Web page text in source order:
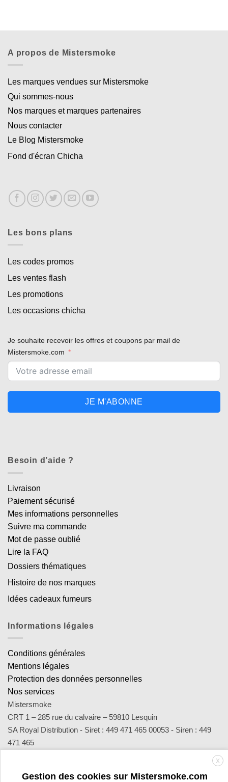
A propos de Mistersmoke
Les marques vendues sur Mistersmoke
Qui sommes-nous
Nos marques et marques partenaires
Nous contacter
Le Blog Mistersmoke
Fond d'écran Chicha
Les bons plans
Les codes promos
Les ventes flash
Les promotions
Les occasions chicha
Je souhaite recevoir les offres et coupons par mail de
Mistersmoke.com
JE M'ABONNE
Besoin d’aide ?
Livraison
Paiement sécurisé
Mes informations personnelles
Suivre ma commande
Mot de passe oublié
Lire la FAQ
Dossiers thématiques
Histoire de nos marques
Idées cadeaux fumeurs
Informations légales
Conditions générales
Mentions légales
Protection des données personnelles
Nos services
Mistersmoke
CRT 1 – 285 rue du calvaire – 59810 Lesquin
SA Royal Distribution - Siret : 449 471 465 00053 - Siren : 449
471 465
sav@mistersmoke.com ou par téléphone au 03 20 90 56 55 du
X
Gestion des cookies sur Mistersmoke.com